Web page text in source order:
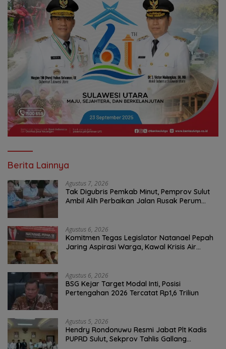
Berita Lainnya
Agustus 7, 2026
Tak Digubris Pemkab Minut, Pemprov Sulut
Ambil Alih Perbaikan Jalan Rusak Perum
Agustus 6, 2026
Komitmen Tegas Legislator Natanael Pepah
Jaring Aspirasi Warga, Kawal Krisis Air
Agustus 6, 2026
BSG Kejar Target Modal Inti, Posisi
Pertengahan 2026 Tercatat Rp1,6 Triliun
Agustus 5, 2026
Hendry Rondonuwu Resmi Jabat Plt Kadis
PUPRD Sulut, Sekprov Tahlis Gallang